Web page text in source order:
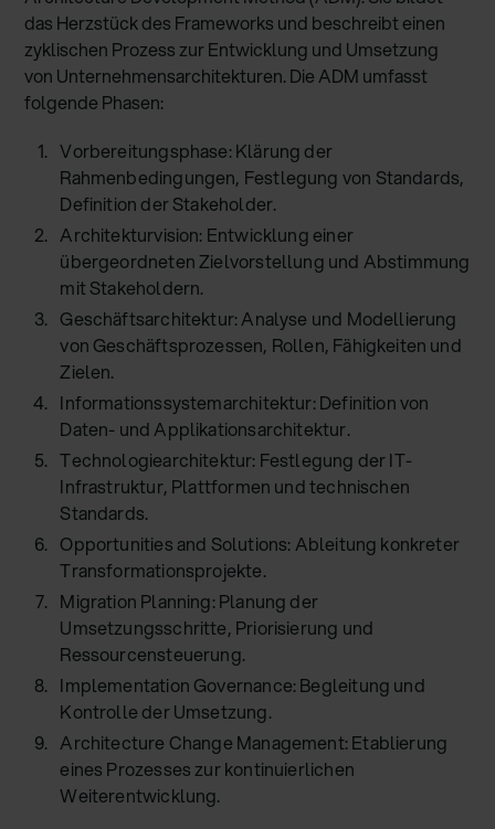
das Herzstück des Frameworks und beschreibt einen
zyklischen Prozess zur Entwicklung und Umsetzung
von Unternehmensarchitekturen. Die ADM umfasst
folgende Phasen:
Vorbereitungsphase: Klärung der
Rahmenbedingungen, Festlegung von Standards,
Definition der Stakeholder.
Architekturvision: Entwicklung einer
übergeordneten Zielvorstellung und Abstimmung
mit Stakeholdern.
Geschäftsarchitektur: Analyse und Modellierung
von Geschäftsprozessen, Rollen, Fähigkeiten und
Zielen.
Informationssystemarchitektur: Definition von
Daten- und Applikationsarchitektur.
Technologiearchitektur: Festlegung der IT-
Infrastruktur, Plattformen und technischen
Standards.
Opportunities and Solutions: Ableitung konkreter
Transformationsprojekte.
Migration Planning: Planung der
Umsetzungsschritte, Priorisierung und
Ressourcensteuerung.
Implementation Governance: Begleitung und
Kontrolle der Umsetzung.
Architecture Change Management: Etablierung
eines Prozesses zur kontinuierlichen
Weiterentwicklung.